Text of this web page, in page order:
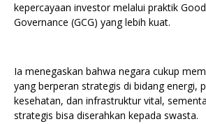
kepercayaan investor melalui praktik
Governance (GCG) yang lebih kuat.
Ia menegaskan bahwa negara cukup
yang berperan strategis di bidang energi,
kesehatan, dan infrastruktur vital,
strategis bisa diserahkan kepada swasta.